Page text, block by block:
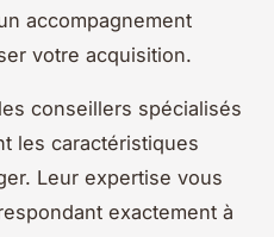
accompagnement
votre acquisition.
conseillers spécialisés
les caractéristiques
Leur expertise vous
exactement à